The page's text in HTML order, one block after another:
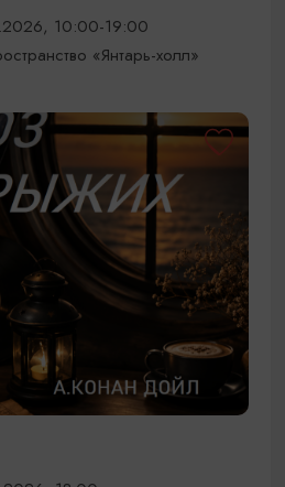
10:00-19:00
«Янтарь-холл»